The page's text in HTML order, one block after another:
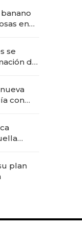
en
se
de
con
plan